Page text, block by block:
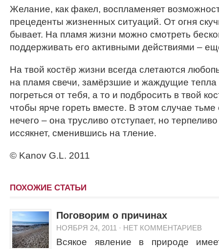
Желание, как факел, воспламеняет
прецеденты жизненных ситуаций. От огня
бывает. На пламя жизни можно смотреть
поддерживать его активными действиями –
На твой костёр жизни всегда слетаются
на пламя свечи, замёрзшие и жаждущие
погреться от тебя, а то и подбросить в твой
чтобы ярче гореть вместе. В этом случае
нечего – она трусливо отступает, но
иссякнет, сменившись на тление.
© Kanov G.L. 2011
ПОХОЖИЕ СТАТЬИ
Поговорим о причинах
НОЯБРЯ 24, 2011 · НЕТ КОММЕНТАРИЕВ
Всякое явление в природе